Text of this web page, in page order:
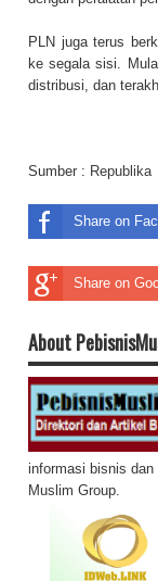
PLN juga terus
ke segala sisi.
distribusi, dan
Sumber : Republika
Share on
Share on
About
informasi bisnis
Muslim Group.